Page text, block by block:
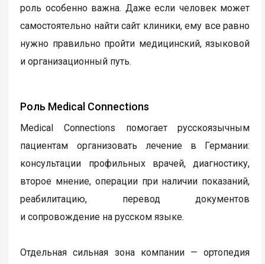
роль особенно важна. Даже если человек может
самостоятельно найти сайт клиники, ему все равно
нужно правильно пройти медицинский, языковой
и организационный путь.
Роль Medical Connections
Medical Connections помогает русскоязычным
пациентам организовать лечение в Германии:
консультации профильных врачей, диагностику,
второе мнение, операции при наличии показаний,
реабилитацию, перевод документов
и сопровождение на русском языке.
Отдельная сильная зона компании — ортопедия